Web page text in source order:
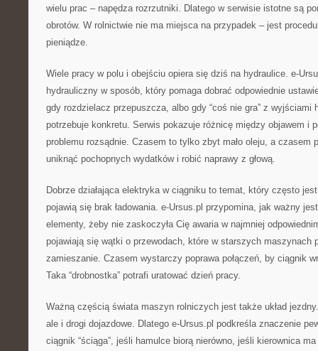
wielu prac – napędza rozrzutniki. Dlatego w serwisie istotne są
obrotów. W rolnictwie nie ma miejsca na przypadek – jest
pieniądze.
Wiele pracy w polu i obejściu opiera się dziś na hydraulice. e-
hydrauliczny w sposób, który pomaga dobrać odpowiednie
gdy rozdzielacz przepuszcza, albo gdy “coś nie gra” z wyjściami
potrzebuje konkretu. Serwis pokazuje różnicę między objawem i
problemu rozsądnie. Czasem to tylko zbyt mało oleju, a czasem
uniknąć pochopnych wydatków i robić naprawy z głową.
Dobrze działająca elektryka w ciągniku to temat, który często
pojawią się brak ładowania. e-Ursus.pl przypomina, jak ważny
elementy, żeby nie zaskoczyła Cię awaria w najmniej
pojawiają się wątki o przewodach, które w starszych maszynach
zamieszanie. Czasem wystarczy poprawa połączeń, by ciągnik
Taka “drobnostka” potrafi uratować dzień pracy.
Ważną częścią świata maszyn rolniczych jest także układ
ale i drogi dojazdowe. Dlatego e-Ursus.pl podkreśla znaczenie
ciągnik “ściąga”, jeśli hamulce biorą nierówno, jeśli kierownica